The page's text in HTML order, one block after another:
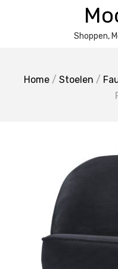
Shoppen,
Home / Stoelen /